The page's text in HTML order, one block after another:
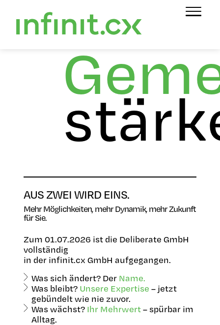
AUS ZWEI WIRD EINS.
Mehr Möglichkeiten, mehr Dynamik, mehr Zukunft
für Sie.
Zum 01.07.2026 ist die Deliberate GmbH
vollständig
in der infinit.cx GmbH aufgegangen.
Was sich ändert? Der Name.
Was bleibt? Unsere Expertise – jetzt
gebündelt wie nie zuvor.
Was wächst? Ihr Mehrwert– spürbar im
Alltag.